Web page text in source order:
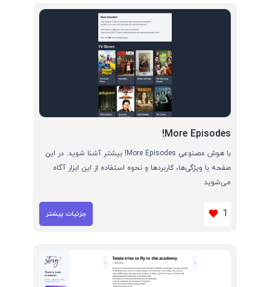
More Episodes!
با هوش مصنوعی More Episodes! بیشتر آشنا شوید. در این
صفحه با ویژگی‌ها، کاربردها و نحوه استفاده از این ابزار آگاه
می‌شوید
1 جزئیات بیشتر